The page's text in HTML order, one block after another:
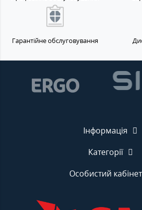
Гарантійне обслуговування
Інформація
Категорії
Особистий кабінет